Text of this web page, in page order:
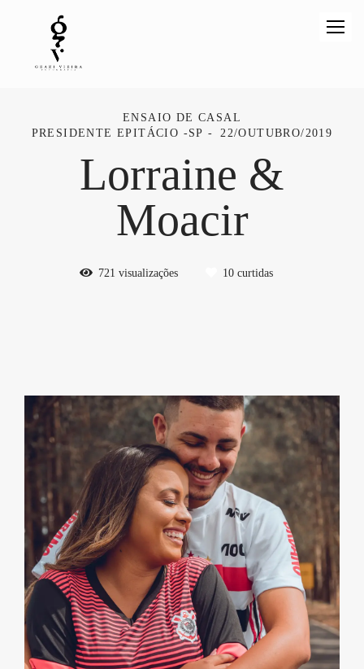
ENSAIO DE CASAL
PRESIDENTE EPITÁCIO -SP
22/OUTUBRO/2019
Lorraine &
Moacir
721 visualizações 10curtidas